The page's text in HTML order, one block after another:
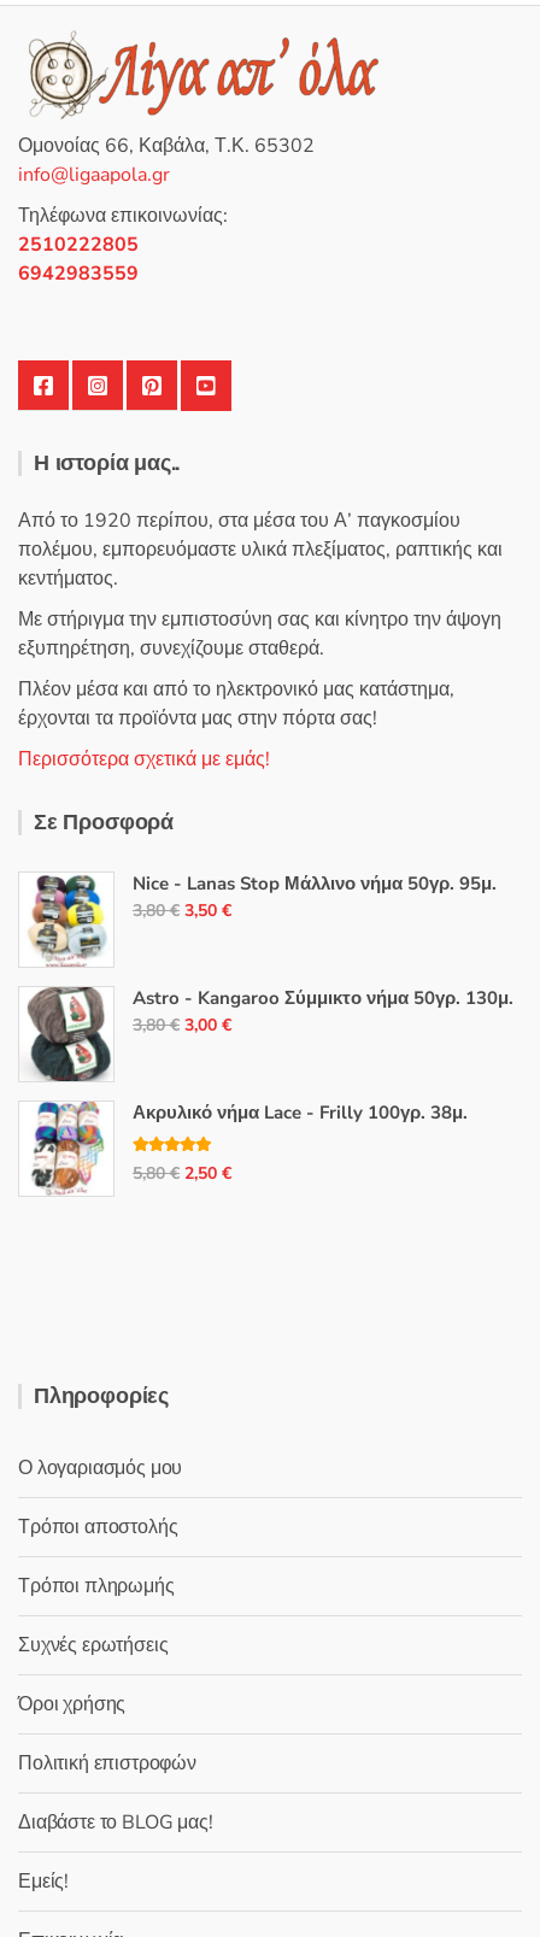
θ
η
κ
ε
μ
α
π
ό
5
έχει
παραλλαγές.
Οι
μπορούν
να
επιλεγούν
Ομονοίας 66, Καβάλα, Τ.Κ. 65302
info@ligaapola.gr
Τηλέφωνα επικοινωνίας:
2510222805
6942983559
Η ιστορία μας..
Από το 1920 περίπου, στα μέσα του Α’ παγκοσμίου
πολέμου, εμπορευόμαστε υλικά πλεξίματος, ραπτικής και
κεντήματος.
Με στήριγμα την εμπιστοσύνη σας και κίνητρο την άψογη
εξυπηρέτηση, συνεχίζουμε σταθερά.
Πλέον μέσα και από το ηλεκτρονικό μας κατάστημα,
έρχονται τα προϊόντα μας στην πόρτα σας!
Περισσότερα σχετικά με εμάς!
Σε Προσφορά
Nice - Lanas Stop Μάλλινο νήμα 50γρ. 95μ.
3,80€ Original
3,80 €.
3,50 €Η
είναι:
3,50 €.
Astro - Kangaroo Σύμμικτο νήμα 50γρ. 130μ.
3,80€ Original
3,80 €.
3,00 €Η
είναι:
Ακρυλικό νήμα Lace - Frilly 100γρ. 38μ.
Βαθμολογή
θηκε με 5.00
5,80€ Original
2,50 €Η
Πληροφορίες
Ο λογαριασμός μου
Τρόποι αποστολής
Τρόποι πληρωμής
Συχνές ερωτήσεις
Όροι χρήσης
Πολιτική επιστροφών
Διαβάστε το BLOG μας!
Εμείς!